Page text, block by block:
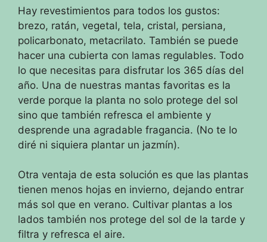
Hay revestimientos para todos los gustos:
brezo, ratán, vegetal, tela, cristal, persiana,
policarbonato, metacrilato. También se puede
hacer una cubierta con lamas regulables. Todo
lo que necesitas para disfrutar los 365 días del
año. Una de nuestras mantas favoritas es la
verde porque la planta no solo protege del sol
sino que también refresca el ambiente y
desprende una agradable fragancia. (No te lo
diré ni siquiera plantar un jazmín).
Otra ventaja de esta solución es que las plantas
tienen menos hojas en invierno, dejando entrar
más sol que en verano. Cultivar plantas a los
lados también nos protege del sol de la tarde y
filtra y refresca el aire.